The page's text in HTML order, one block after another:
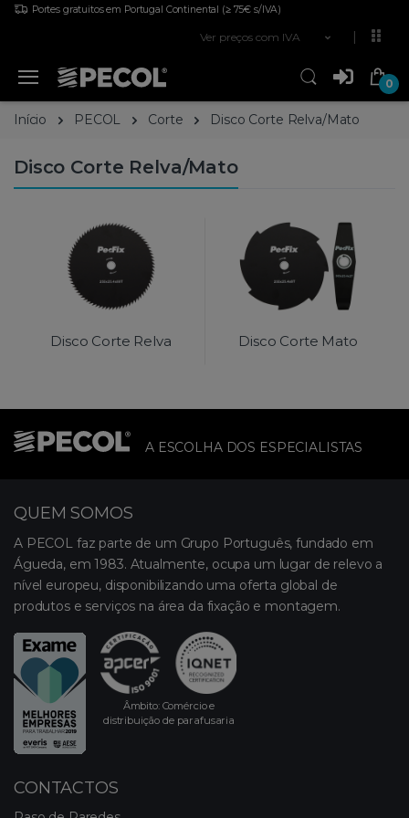
Portes gratuitos em Portugal Continental (≥ 75€ s/IVA)
Ver preços com IVA
0
Início PECOL Corte Disco Corte Relva/Mato
Disco Corte Relva/Mato
Disco Corte Relva Disco Corte Mato
A ESCOLHA DOS ESPECIALISTAS
QUEM SOMOS
A PECOL faz parte de um Grupo Português, fundado em
Águeda, em 1983. Atualmente, ocupa um lugar de relevo a
nível europeu, disponibilizando uma oferta global de
produtos e serviços na área da fixação e montagem.
Âmbito: Comércio e
distribuição de parafusaria
CONTACTOS